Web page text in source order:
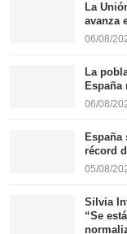
La población en
INFORMACIÓN
Quiénes somos
La
avanza
06/08/
La
España
06/08/
España
récord
05/08/
Silvia
“Se está